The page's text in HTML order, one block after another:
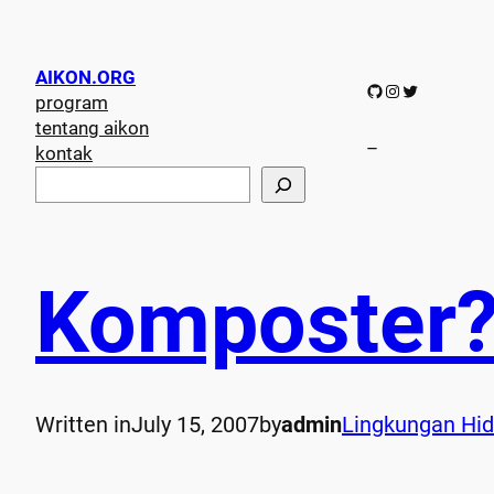
AIKON.ORG
program
tentang aikon
kontak
e
GitHub Instagram Twitter
–
Written inJuly 15, 2007byadminLingkungan